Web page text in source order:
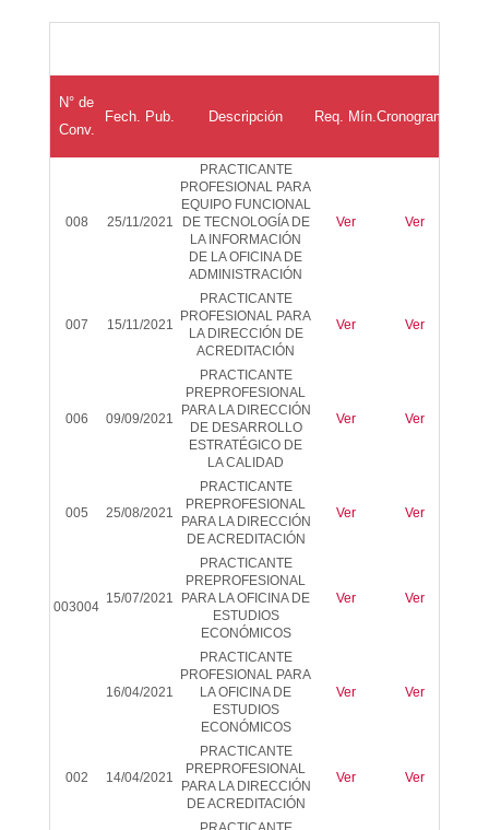
N° de
Conv.
Fech. Pub. Descripción Req. Mín.Cronograma
008 25/11/2021
PRACTICANTE
PROFESIONAL PARA
EQUIPO FUNCIONAL
DE TECNOLOGÍA DE
LA INFORMACIÓN
DE LA OFICINA DE
ADMINISTRACIÓN
Ver Ver
007 15/11/2021
PRACTICANTE
PROFESIONAL PARA
LA DIRECCIÓN DE
ACREDITACIÓN
Ver Ver
006 09/09/2021
PRACTICANTE
PREPROFESIONAL
PARA LA DIRECCIÓN
DE DESARROLLO
ESTRATÉGICO DE
LA CALIDAD
Ver Ver
005 25/08/2021
PRACTICANTE
PREPROFESIONAL
PARA LA DIRECCIÓN
DE ACREDITACIÓN
Ver Ver
003004
15/07/2021
PRACTICANTE
PREPROFESIONAL
PARA LA OFICINA DE
ESTUDIOS
ECONÓMICOS
Ver Ver
16/04/2021
PRACTICANTE
PROFESIONAL PARA
LA OFICINA DE
ESTUDIOS
ECONÓMICOS
Ver Ver
002 14/04/2021
PRACTICANTE
PREPROFESIONAL
PARA LA DIRECCIÓN
DE ACREDITACIÓN
Ver Ver